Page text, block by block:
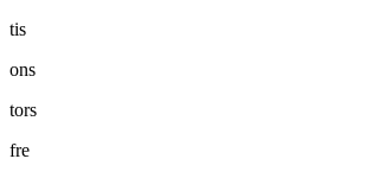
tis
ons
tors
fre